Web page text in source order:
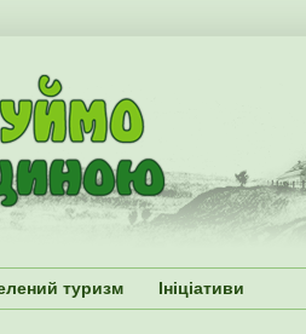
туризм Ініціативи